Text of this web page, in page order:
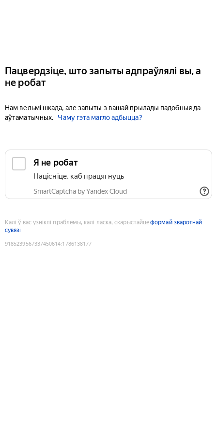
Пацвердзіце, што запыты адпраўлялі вы, а
не робат
Нам вельмі шкада, але запыты з вашай прылады падобныя да
аўтаматычных.
Чаму гэта магло адбыцца?
Я не робат
Націсніце, каб працягнуць
SmartCaptcha by Yandex Cloud
Калі ў вас узніклі праблемы, калі ласка, скарыстайцеформай зваротнай
сувязі
9185239567337450614:1786138177